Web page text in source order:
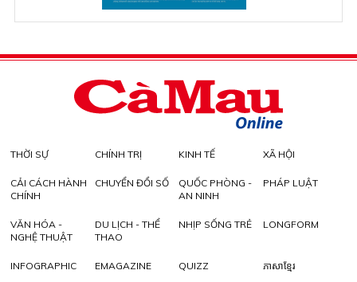
THỜI SỰ CHÍNH TRỊ KINH TẾ XÃ HỘI
CẢI CÁCH HÀNH
CHÍNH
CHUYỂN ĐỔI SỐ
QUỐC PHÒNG -
AN NINH
PHÁP LUẬT
VĂN HÓA -
NGHỆ THUẬT
DU LỊCH - THỂ
THAO
NHỊP SỐNG TRẺ LONGFORM
INFOGRAPHIC EMAGAZINE QUIZZ ភាសាខ្មែរ